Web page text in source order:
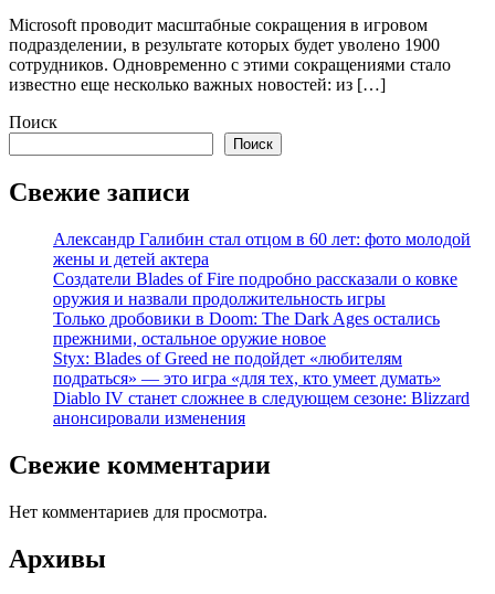
Microsoft проводит масштабные сокращения в игровом
подразделении, в результате которых будет уволено 1900
сотрудников. Одновременно с этими сокращениями стало
известно еще несколько важных новостей: из […]
Поиск
Поиск
Свежие записи
Александр Галибин стал отцом в 60 лет: фото молодой
жены и детей актера
Создатели Blades of Fire подробно рассказали о ковке
оружия и назвали продолжительность игры
Только дробовики в Doom: The Dark Ages остались
прежними, остальное оружие новое
Styx: Blades of Greed не подойдет «любителям
подраться» — это игра «для тех, кто умеет думать»
Diablo IV станет сложнее в следующем сезоне: Blizzard
анонсировали изменения
Свежие комментарии
Нет комментариев для просмотра.
Архивы